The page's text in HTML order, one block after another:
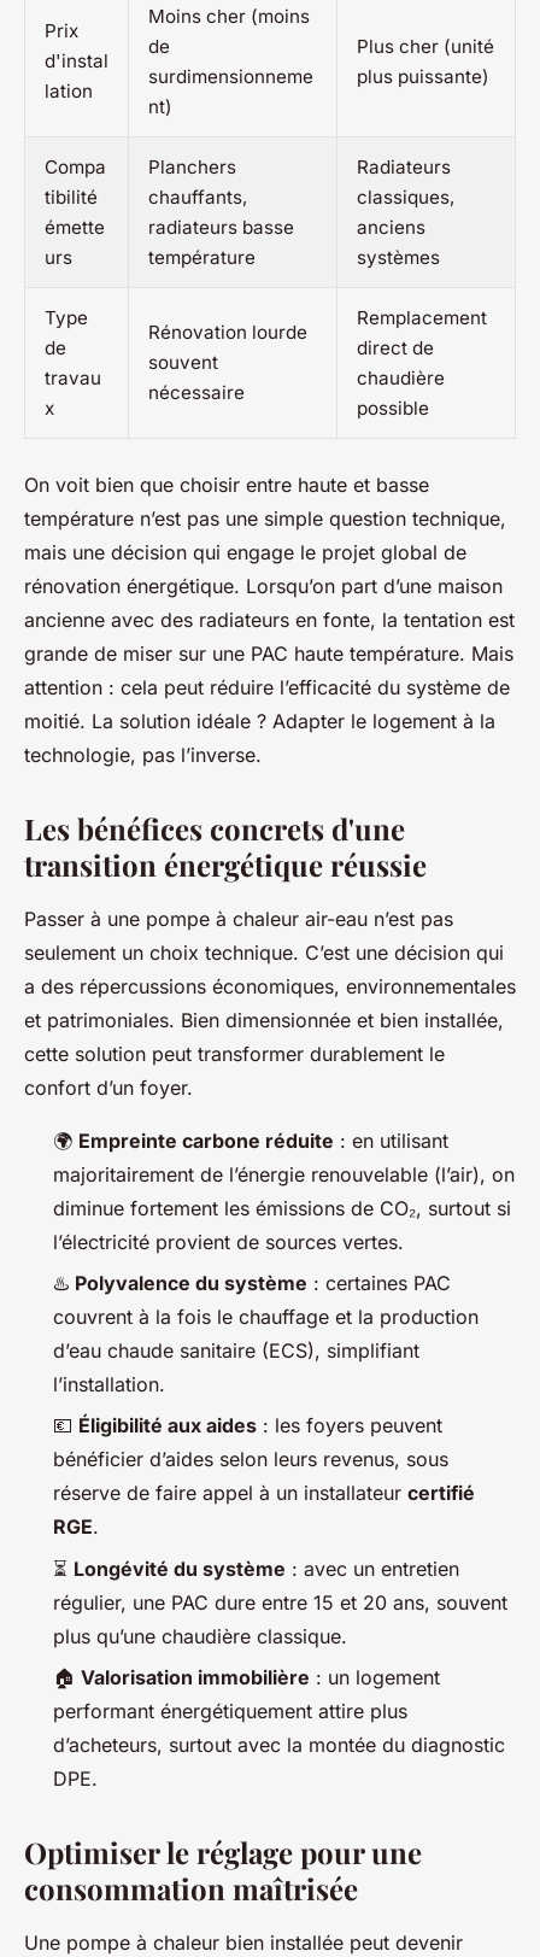
Prix
d'instal
lation
Moins cher (moins
de
surdimensionneme
nt)
Plus cher (unité
plus puissante)
Compa
tibilité
émette
urs
Planchers
chauffants,
radiateurs basse
température
Radiateurs
classiques,
anciens
systèmes
Type
de
travau
x
Rénovation lourde
souvent
nécessaire
Remplacement
direct de
chaudière
possible
On voit bien que choisir entre haute et basse
température n’est pas une simple question technique,
mais une décision qui engage le projet global de
rénovation énergétique. Lorsqu’on part d’une maison
ancienne avec des radiateurs en fonte, la tentation est
grande de miser sur une PAC haute température. Mais
attention : cela peut réduire l’efficacité du système de
moitié. La solution idéale ? Adapter le logement à la
technologie, pas l’inverse.
Les bénéfices concrets d'une
transition énergétique réussie
Passer à une pompe à chaleur air-eau n’est pas
seulement un choix technique. C’est une décision qui
a des répercussions économiques, environnementales
et patrimoniales. Bien dimensionnée et bien installée,
cette solution peut transformer durablement le
confort d’un foyer.
🌍 Empreinte carbone réduite : en utilisant
majoritairement de l’énergie renouvelable (l’air), on
diminue fortement les émissions de CO₂, surtout si
l’électricité provient de sources vertes.
♨️ Polyvalence du système : certaines PAC
couvrent à la fois le chauffage et la production
d’eau chaude sanitaire (ECS), simplifiant
l’installation.
💶 Éligibilité aux aides : les foyers peuvent
bénéficier d’aides selon leurs revenus, sous
réserve de faire appel à un installateur certifié
RGE.
⏳ Longévité du système : avec un entretien
régulier, une PAC dure entre 15 et 20 ans, souvent
plus qu’une chaudière classique.
🏠 Valorisation immobilière : un logement
performant énergétiquement attire plus
d’acheteurs, surtout avec la montée du diagnostic
DPE.
Optimiser le réglage pour une
consommation maîtrisée
Une pompe à chaleur bien installée peut devenir